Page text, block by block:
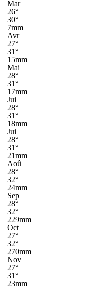
Mar
26°
30°
7mm
Avr
27°
31°
15mm
Mai
28°
31°
17mm
Jui
28°
31°
18mm
Jui
28°
31°
21mm
Aoû
28°
32°
24mm
Sep
28°
32°
229mm
Oct
27°
32°
270mm
Nov
27°
31°
23mm